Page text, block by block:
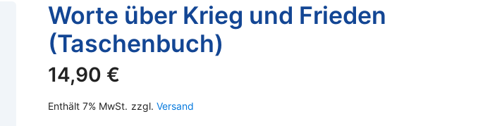
Worte über Krieg und Frieden
(Taschenbuch)
14,90 €
Enthält 7% MwSt. zzgl. Versand